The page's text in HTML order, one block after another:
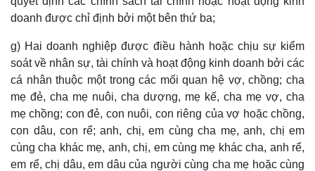
doanh được chỉ định bởi một bên thứ ba;
g) Hai doanh nghiệp được điều hành hoặc chịu sự kiểm
soát về nhân sự, tài chính và hoạt động kinh doanh bởi các
cá nhân thuộc một trong các mối quan hệ vợ, chồng; cha
mẹ đẻ, cha mẹ nuôi, cha dượng, mẹ kế, cha mẹ vợ, cha
mẹ chồng; con đẻ, con nuôi, con riêng của vợ hoặc chồng,
con dâu, con rể; anh, chị, em cùng cha mẹ, anh, chị em
cùng cha khác mẹ, anh, chị, em cùng mẹ khác cha, anh rể,
em rể, chị dâu, em dâu của người cùng cha mẹ hoặc cùng